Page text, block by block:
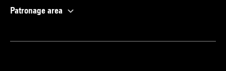
Patronage area